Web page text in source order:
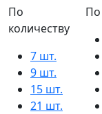
По
количеству
7 шт.
9 шт.
15 шт.
21 шт.
По